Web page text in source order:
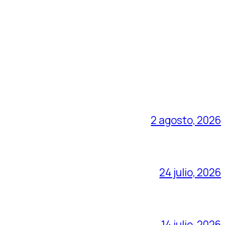
2 agosto, 2026
24 julio, 2026